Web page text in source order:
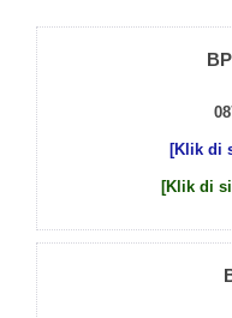
[Klik di
[Klik di